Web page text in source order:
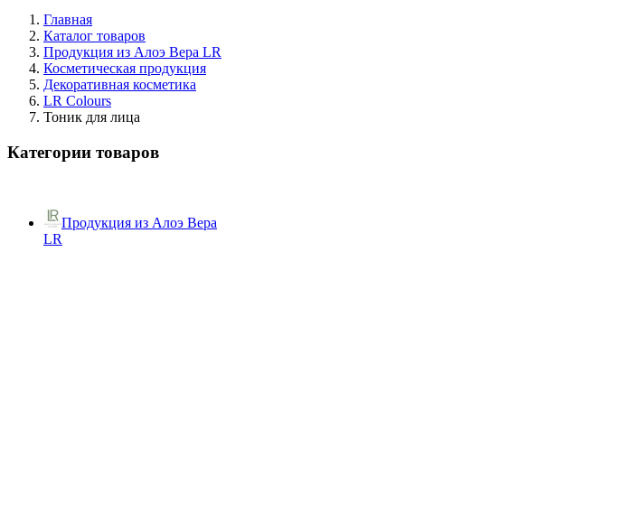
Главная
Каталог товаров
Продукция из Алоэ Вера LR
Косметическая продукция
Декоративная косметика
LR Colours
Тоник для лица
Категории товаров
Продукция из Алоэ Вера
LR